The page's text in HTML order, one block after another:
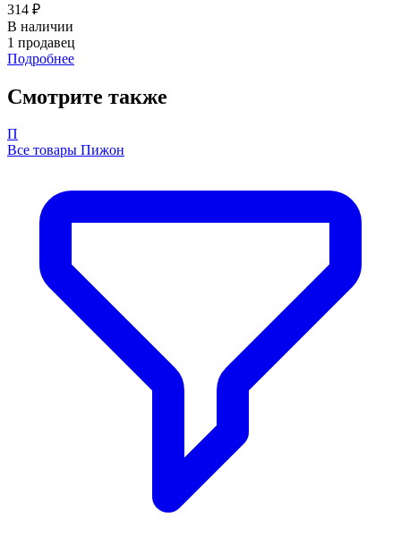
314 ₽
В наличии
1 продавец
Подробнее
Смотрите также
П
Все товары Пижон